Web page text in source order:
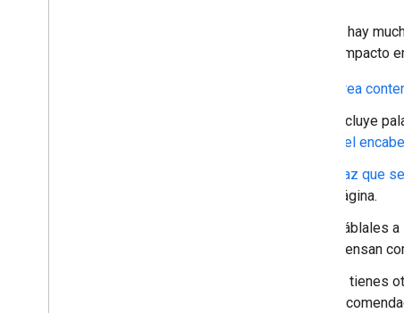
Aunque hay
mayor impacto
Crea
Incluye
y el
Haz que
página.
Háblales
piensan
Si tienes